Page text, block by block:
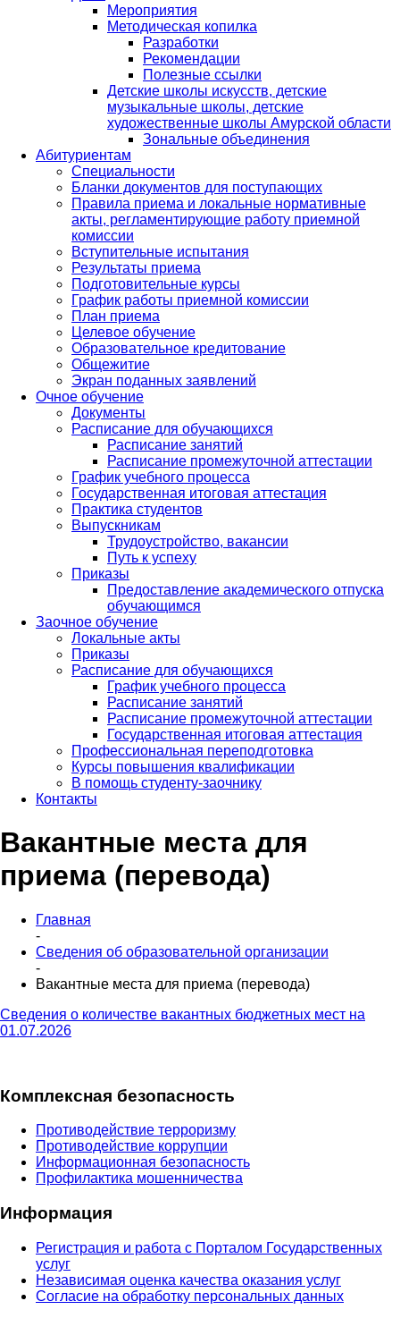
Мероприятия
Методическая копилка
Разработки
Рекомендации
Полезные ссылки
Детские школы искусств, детские
музыкальные школы, детские
художественные школы Амурской области
Зональные объединения
Абитуриентам
Специальности
Бланки документов для поступающих
Правила приема и локальные нормативные
акты, регламентирующие работу приемной
комиссии
Вступительные испытания
Результаты приема
Подготовительные курсы
График работы приемной комиссии
План приема
Целевое обучение
Образовательное кредитование
Общежитие
Экран поданных заявлений
Очное обучение
Документы
Расписание для обучающихся
Расписание занятий
Расписание промежуточной аттестации
График учебного процесса
Государственная итоговая аттестация
Практика студентов
Выпускникам
Трудоустройство, вакансии
Путь к успеху
Приказы
Предоставление академического отпуска
обучающимся
Заочное обучение
Локальные акты
Приказы
Расписание для обучающихся
График учебного процесса
Расписание занятий
Расписание промежуточной аттестации
Государственная итоговая аттестация
Профессиональная переподготовка
Курсы повышения квалификации
В помощь студенту-заочнику
Контакты
Вакантные места для
приема (перевода)
Главная
-
Сведения об образовательной организации
-
Вакантные места для приема (перевода)
Сведения о количестве вакантных бюджетных мест на
01.07.2026
Комплексная безопасность
Противодействие терроризму
Противодействие коррупции
Информационная безопасность
Профилактика мошенничества
Информация
Регистрация и работа с Порталом Государственных
услуг
Независимая оценка качества оказания услуг
Согласие на обработку персональных данных